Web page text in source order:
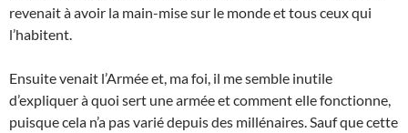
revenait à avoir la main-mise sur le monde et tous ceux qui
l’habitent.
Ensuite venait l’Armée et, ma foi, il me semble inutile
d’expliquer à quoi sert une armée et comment elle fonctionne,
puisque cela n’a pas varié depuis des millénaires. Sauf que cette